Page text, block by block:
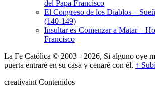
del Papa Francisco
El Congreso de los Diablos –
(140-149)
Insultar es Comenzar a Matar –
Francisco
La Fe Católica © 2003 - 2026, Si alguno oye
puerta entraré en su casa y cenaré con él. ↑
creativaint Contenidos